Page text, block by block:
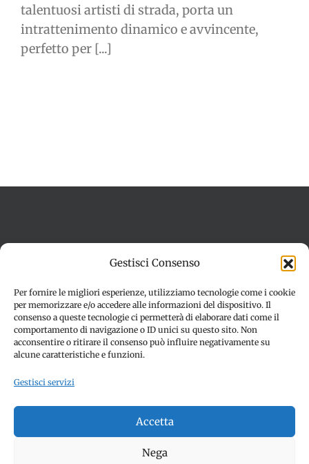
Gestisci Consenso
Per fornire le migliori esperienze, utilizziamo tecnologie come i cookie
per memorizzare e/o accedere alle informazioni del dispositivo. Il
consenso a queste tecnologie ci permetterà di elaborare dati come il
comportamento di navigazione o ID unici su questo sito. Non
acconsentire o ritirare il consenso può influire negativamente su
alcune caratteristiche e funzioni.
Gestisci servizi
Accetta
Nega
talentuosi artisti di strada, porta un
intrattenimento dinamico e avvincente,
perfetto per [...]
Disconoscimento
© Copyright 2012 -2026 | SPETTACOLI EVENTI - CIVITANOVA
MARCHE (MC) - Partita iva: 01907890436 | ALL RIGHTS
RESERVED | Made with ❤️ by